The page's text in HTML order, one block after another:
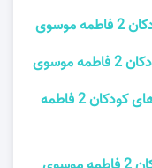
خرید و قیمت PDF کتاب ژلوفن بیماری های کودکان 2 فاطمه